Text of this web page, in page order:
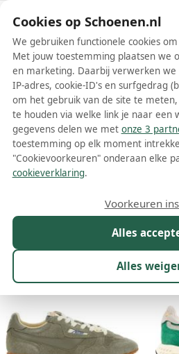
Schoenen.nl
Groene Autry
Meer lezen
Kleur 1
21 resultaten:
Cookies op Schoenen.nl
We gebruiken functionele cookies
Met jouw toestemming plaatsen we
en marketing. Daarbij verwerken we
IP-adres, cookie-ID's en surfgedrag
om het gebruik van de site te
te houden via welke link je naar een
gegevens delen we met onze 3
toestemming op elk moment
"Cookievoorkeuren" onderaan elke
cookieverklaring.
Alles
Alles
Voorkeuren